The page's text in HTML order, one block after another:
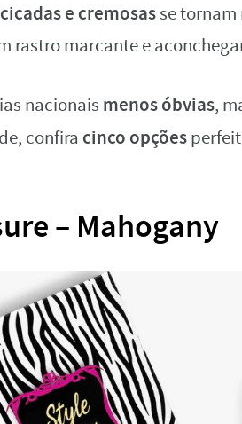
e cremosasse tornam
rastro marcante e
nacionais menos óbvias,
confira cinco opções
– Mahogany